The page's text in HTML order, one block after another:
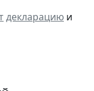
декларацию и